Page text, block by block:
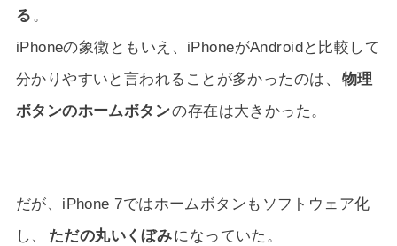
る 。
iPhoneの象徴ともいえ、iPhoneがAndroidと比較して
分かりやすいと言われることが多かったのは、
物理
ボタンのホームボタンの存在は大きかった。
だが、iPhone 7ではホームボタンもソフトウェア化
し、
ただの丸いくぼみになっていた。